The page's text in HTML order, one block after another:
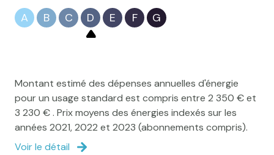
2 niveau(x)
piscinable
interphone
A B C D E F G
Montant estimé des dépenses annuelles d'énergie
pour un usage standard est compris entre 2 350 € et
3 230 € . Prix moyens des énergies indexés sur les
années 2021, 2022 et 2023 (abonnements compris).
Voir le détail